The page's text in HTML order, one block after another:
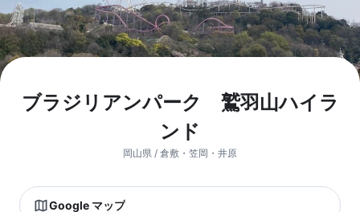
ブラジリアンパーク 鷲羽山ハイラ
ンド
岡山県 / 倉敷・笠岡・井原
Google マップ